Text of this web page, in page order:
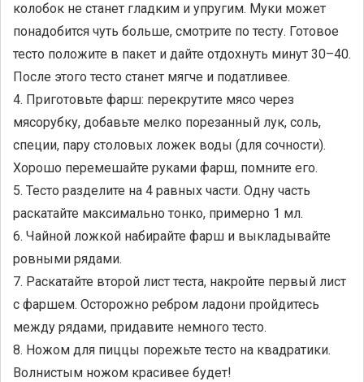
колобок не станет гладким и упругим. Муки может
понадобится чуть больше, смотрите по тесту. Готовое
тесто положите в пакет и дайте отдохнуть минут 30–40.
После этого тесто станет мягче и податливее.
4. Приготовьте фарш: перекрутите мясо через
мясорубку, добавьте мелко порезанный лук, соль,
специи, пару столовых ложек воды (для сочности).
Хорошо перемешайте руками фарш, помните его.
5. Тесто разделите на 4 равных части. Одну часть
раскатайте максимально тонко, примерно 1 мл.
6. Чайной ложкой набирайте фарш и выкладывайте
ровными рядами.
7. Раскатайте второй лист теста, накройте первый лист
с фаршем. Осторожно ребром ладони пройдитесь
между рядами, придавите немного тесто.
8. Ножом для пиццы порежьте тесто на квадратики.
Волнистым ножом красивее будет!